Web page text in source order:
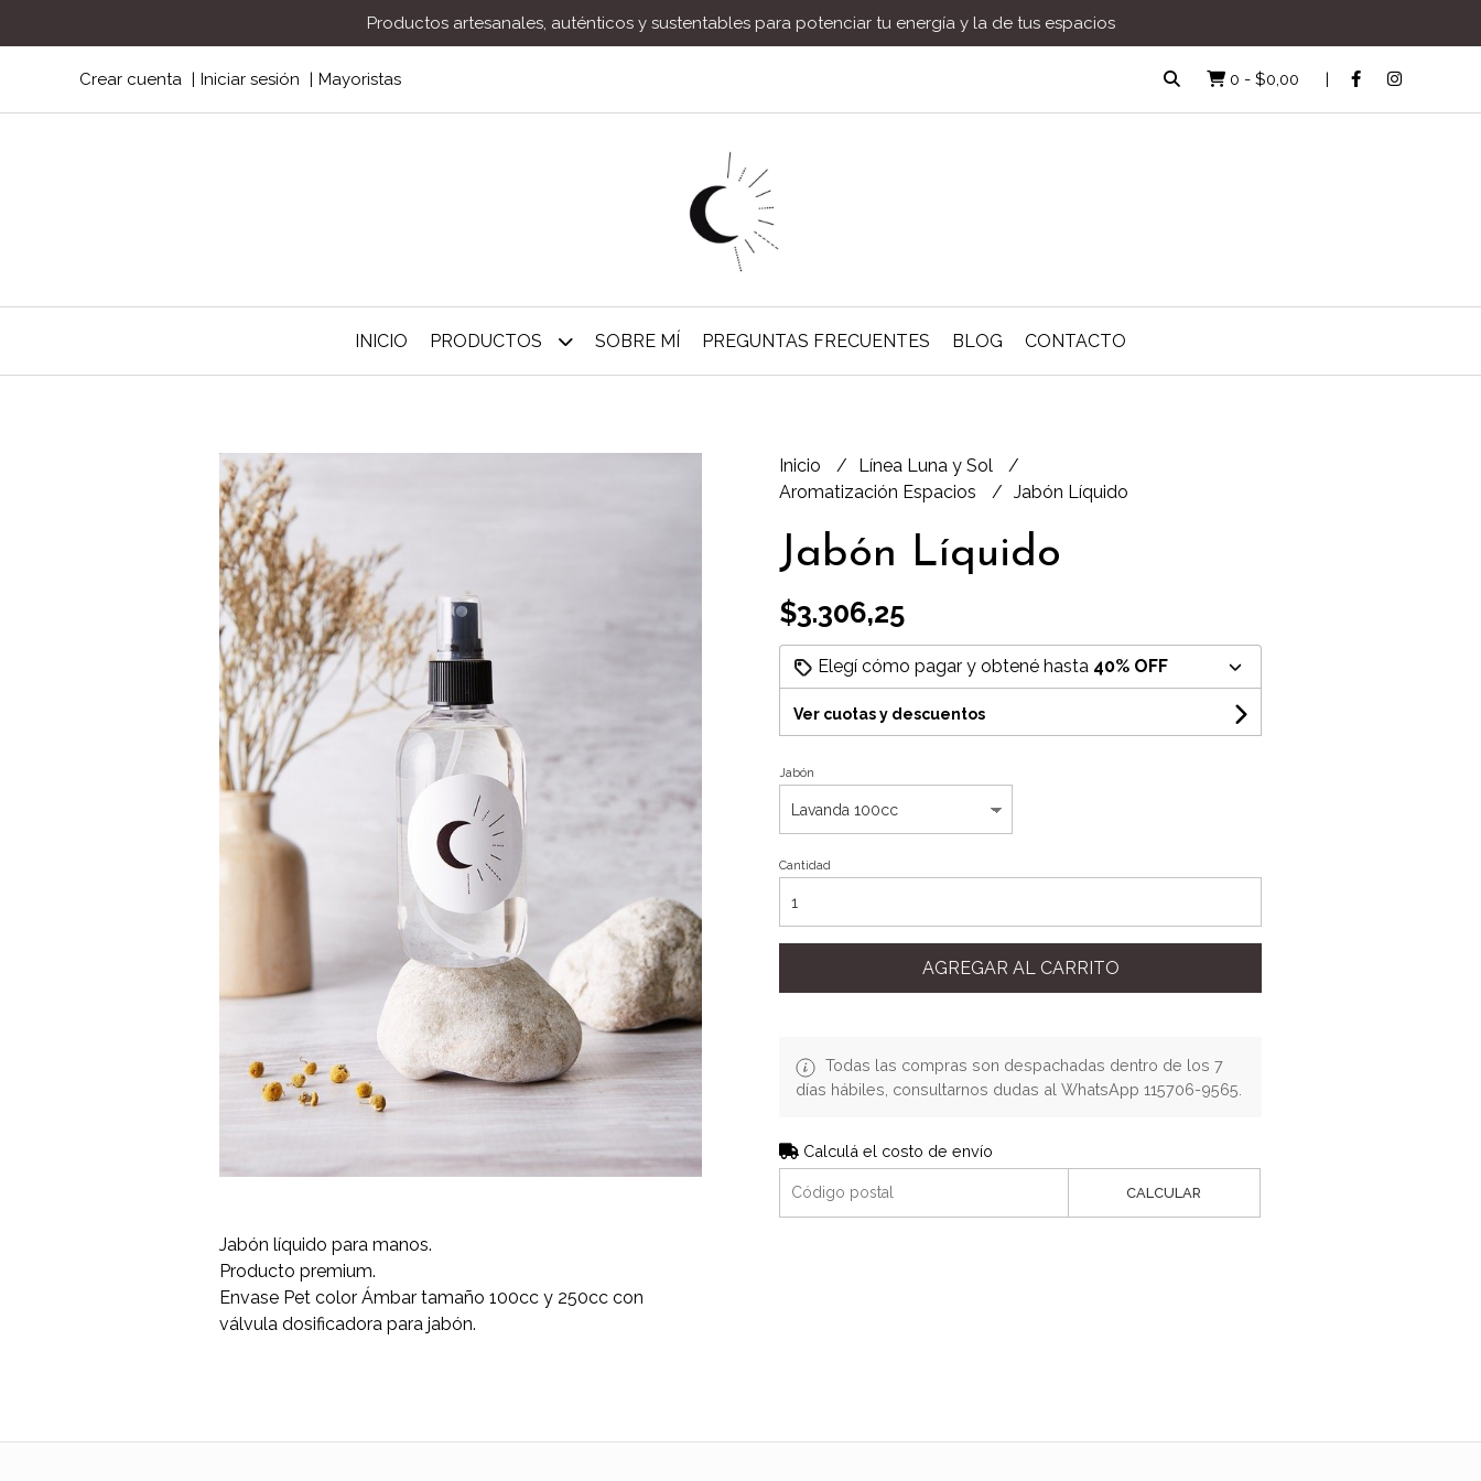
Productos artesanales, auténticos y sustentables para potenciar tu energía y la de tus espacios
Crear cuenta Iniciar sesión Mayoristas 0 - $0,00
INICIO PRODUCTOS SOBRE MÍ PREGUNTAS FRECUENTES BLOG CONTACTO
Jabón líquido para manos.
Producto premium.
Envase Pet color Ámbar tamaño 100cc y 250cc con
válvula dosificadora para jabón.
Inicio
Línea Luna y Sol
Aromatización Espacios
Jabón Líquido
Jabón Líquido
$3.306,25
Elegí cómo pagar y obtené hasta 40% OFF
Ver cuotas y descuentos
Jabón
Cantidad
AGREGAR AL CARRITO
Todas las compras son despachadas dentro de los 7
días hábiles, consultarnos dudas al WhatsApp 115706-9565.
Calculá el costo de envío
CALCULAR